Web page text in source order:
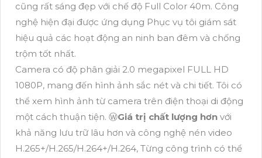
cũng rất sáng đẹp với chế độ Full Color 40m. Công
nghệ hiện đại được ứng dụng Phục vụ tôi giám sát
hiệu quả các hoạt động an ninh ban đêm và chống
trộm tốt nhất.
Camera có độ phân giải 2.0 megapixel FULL HD
1080P, mang đến hình ảnh sắc nét và chi tiết. Tôi có
thể xem hình ảnh từ camera trên điện thoại di động
một cách thuận tiện. ⓌGiá trị chất lượng hơn với
khả năng lưu trữ lâu hơn và công nghệ nén video
H.265+/H.265/H.264+/H.264, Từng công trình có thể